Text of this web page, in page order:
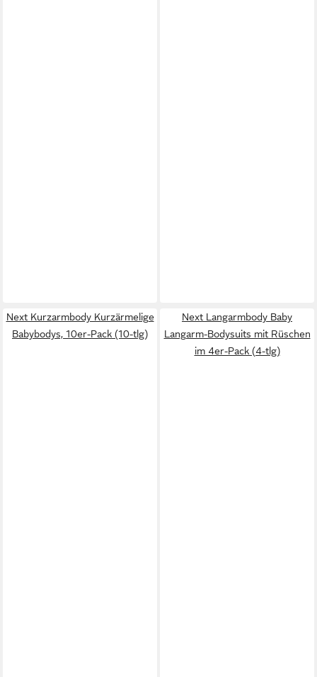
Next Kurzarmbody Kurzärmelige
Babybodys, 10er-Pack (10-tlg)
Next Langarmbody Baby
Langarm-Bodysuits mit Rüschen
im 4er-Pack (4-tlg)